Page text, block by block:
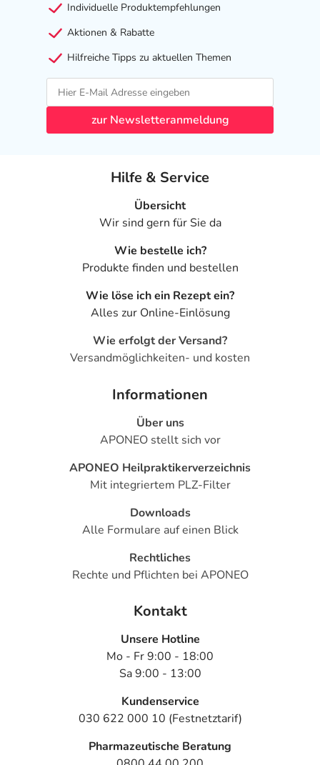
Individuelle Produktempfehlungen
Aktionen & Rabatte
Hilfreiche Tipps zu aktuellen Themen
zur Newsletteranmeldung
Hilfe & Service
Übersicht
Wir sind gern für Sie da
Wie bestelle ich?
Produkte finden und bestellen
Wie löse ich ein Rezept ein?
Alles zur Online-Einlösung
Wie erfolgt der Versand?
Versandmöglichkeiten- und kosten
Informationen
Über uns
APONEO stellt sich vor
APONEO Heilpraktikerverzeichnis
Mit integriertem PLZ-Filter
Downloads
Alle Formulare auf einen Blick
Rechtliches
Rechte und Pflichten bei APONEO
Kontakt
Unsere Hotline
Mo - Fr 9:00 - 18:00
Sa 9:00 - 13:00
Kundenservice
030 622 000 10 (Festnetztarif)
Pharmazeutische Beratung